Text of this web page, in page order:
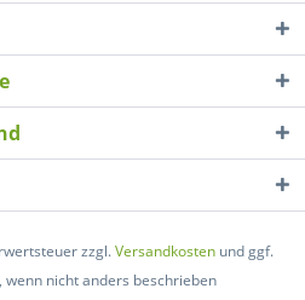
zzgl.Versandkosten und ggf.
nicht anders beschrieben